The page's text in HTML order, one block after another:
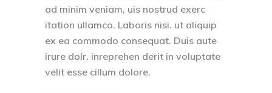
ad minim veniam, uis nostrud exerc
itation ullamco. Laboris nisi. ut aliquip
ex ea commodo consequat. Duis aute
irure dolr. inreprehen derit in voluptate
velit esse cillum dolore.